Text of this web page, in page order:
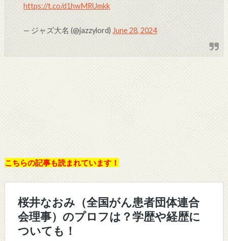
https://t.co/d1hwMRUmkk
— ジャズ大名 (@jazzylord) June 28, 2024
こちらの記事も読まれています！